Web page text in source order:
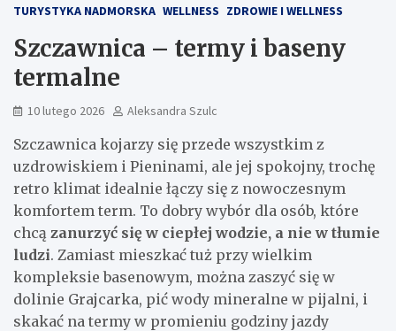
TURYSTYKA NADMORSKA WELLNESS ZDROWIE I WELLNESS
Szczawnica – termy i baseny
termalne
10 lutego 2026 Aleksandra Szulc
Szczawnica kojarzy się przede wszystkim z
uzdrowiskiem i Pieninami, ale jej spokojny, trochę
retro klimat idealnie łączy się z nowoczesnym
komfortem term. To dobry wybór dla osób, które
chcą zanurzyć się w ciepłej wodzie, a nie w tłumie
ludzi. Zamiast mieszkać tuż przy wielkim
kompleksie basenowym, można zaszyć się w
dolinie Grajcarka, pić wody mineralne w pijalni, i
skakać na termy w promieniu godziny jazdy